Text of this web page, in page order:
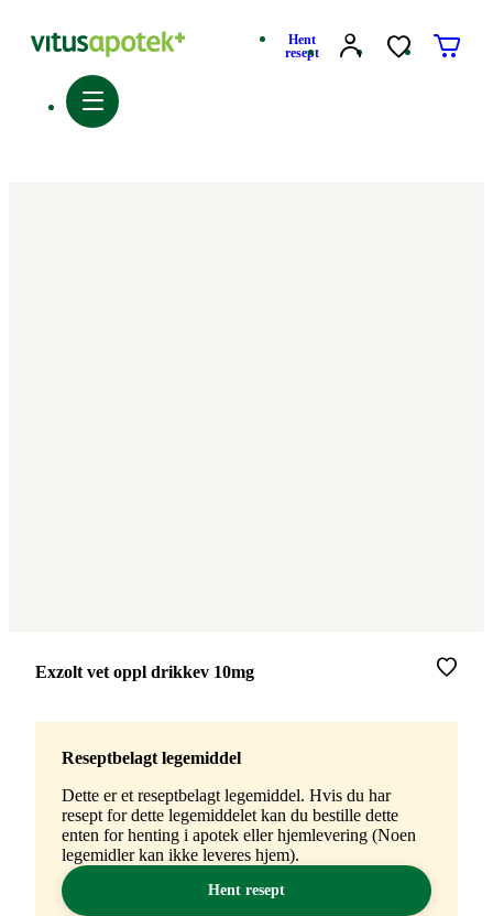
Hent
resept
Merke:
Exzolt vet oppl drikkev 10mg
Reseptbelagt legemiddel
Dette er et reseptbelagt legemiddel. Hvis du har
resept for dette legemiddelet kan du bestille dette
enten for henting i apotek eller hjemlevering (Noen
legemidler kan ikke leveres hjem).
Hent resept